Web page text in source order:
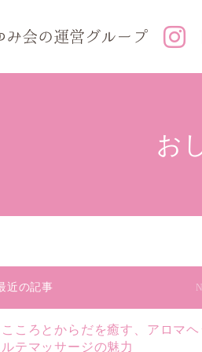
お
近の記事
こころとからだを癒す、アロマヘ
ルテマッサージの魅力